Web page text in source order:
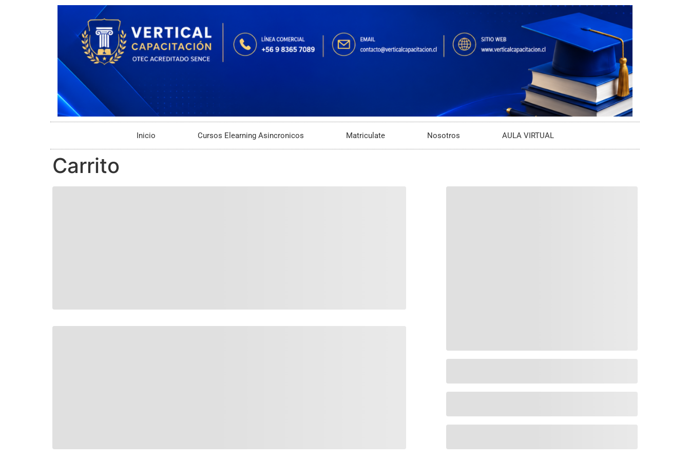
Inicio Cursos Elearning Asincronicos Matriculate Nosotros AULA VIRTUAL
Carrito